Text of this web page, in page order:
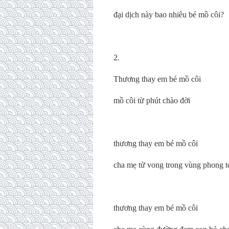
đại dịch này bao nhiêu bé mồ côi?
2.
Thương thay em bé mồ côi
mồ côi từ phút chào đời
thương thay em bé mồ côi
cha mẹ tử vong trong vùng phong
thương thay em bé mồ côi